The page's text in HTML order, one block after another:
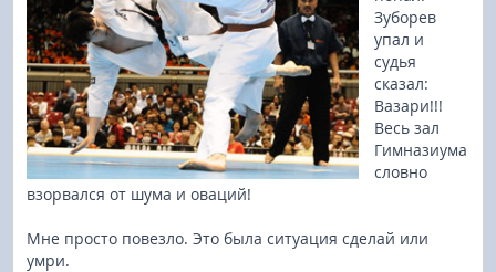
Зуборев
упал и
судья
сказал:
Вазари!!!
Весь зал
Гимназиума
словно
взорвался от шума и оваций!
Мне просто повезло. Это была ситуация сделай или
умри.